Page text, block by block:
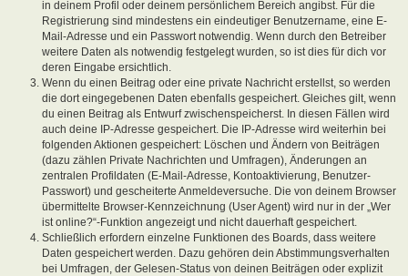
in deinem Profil oder deinem persönlichem Bereich angibst. Für die
Registrierung sind mindestens ein eindeutiger Benutzername, eine E-
Mail-Adresse und ein Passwort notwendig. Wenn durch den Betreiber
weitere Daten als notwendig festgelegt wurden, so ist dies für dich vor
deren Eingabe ersichtlich.
Wenn du einen Beitrag oder eine private Nachricht erstellst, so werden
die dort eingegebenen Daten ebenfalls gespeichert. Gleiches gilt, wenn
du einen Beitrag als Entwurf zwischenspeicherst. In diesen Fällen wird
auch deine IP-Adresse gespeichert. Die IP-Adresse wird weiterhin bei
folgenden Aktionen gespeichert: Löschen und Ändern von Beiträgen
(dazu zählen Private Nachrichten und Umfragen), Änderungen an
zentralen Profildaten (E-Mail-Adresse, Kontoaktivierung, Benutzer-
Passwort) und gescheiterte Anmeldeversuche. Die von deinem Browser
übermittelte Browser-Kennzeichnung (User Agent) wird nur in der „Wer
ist online?“-Funktion angezeigt und nicht dauerhaft gespeichert.
Schließlich erfordern einzelne Funktionen des Boards, dass weitere
Daten gespeichert werden. Dazu gehören dein Abstimmungsverhalten
bei Umfragen, der Gelesen-Status von deinen Beiträgen oder explizit